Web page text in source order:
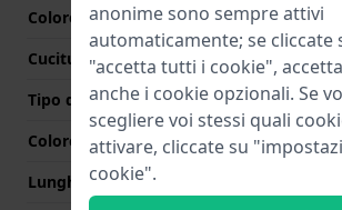
Colore cinturino
Marrone
Cuciture a colori
Marrone
Tipo di chiusura
Fibbia
Colore Chiusura
Oro
Lunghezza Parte Superiore
anonime sono sempre attivi
automaticamente; se cliccate
"accetta tutti i cookie",
anche i cookie opzionali. Se
scegliere voi stessi quali
attivare, cliccate su
cookie".